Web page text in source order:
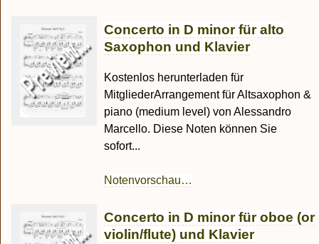
Concerto in D minor für alto
Saxophon und Klavier
Kostenlos herunterladen für
MitgliederArrangement für Altsaxophon &
piano (medium level) von Alessandro
Marcello. Diese Noten können Sie
sofort...
Notenvorschau…
Concerto in D minor für oboe (or
violin/flute) und Klavier